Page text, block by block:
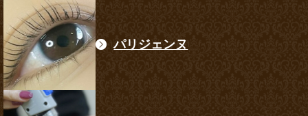
パリジェンヌ